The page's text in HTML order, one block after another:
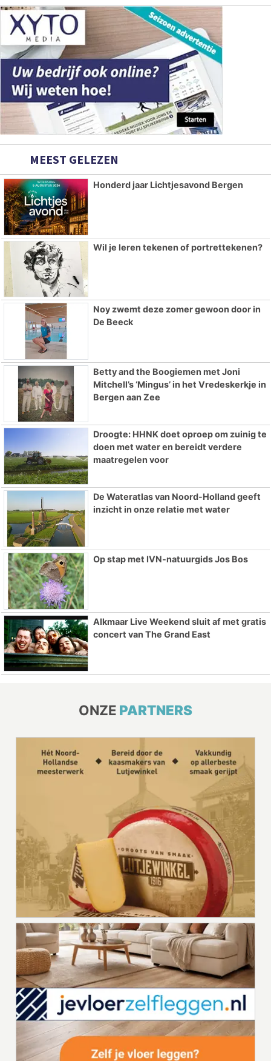
MEEST GELEZEN
Honderd jaar Lichtjesavond Bergen
Wil je leren tekenen of portrettekenen?
Noy zwemt deze zomer gewoon door in
De Beeck
Betty and the Boogiemen met Joni
Mitchell’s ‘Mingus’ in het Vredeskerkje in
Bergen aan Zee
Droogte: HHNK doet oproep om zuinig te
doen met water en bereidt verdere
maatregelen voor
De Wateratlas van Noord-Holland geeft
inzicht in onze relatie met water
Op stap met IVN-natuurgids Jos Bos
Alkmaar Live Weekend sluit af met gratis
concert van The Grand East
ONZE PARTNERS